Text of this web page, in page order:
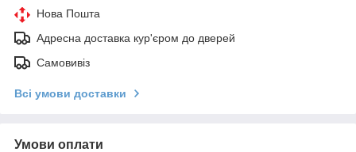
Нова Пошта
Адресна доставка кур'єром до дверей
Самовивіз
Всі умови доставки
Умови оплати